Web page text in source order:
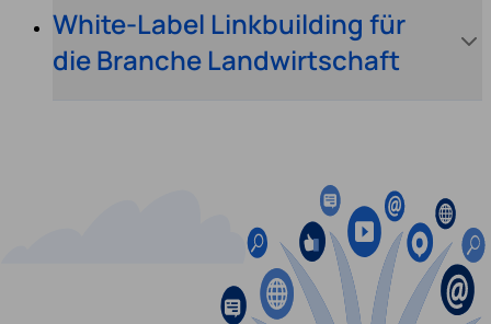
White-Label Linkbuilding für
die Branche Landwirtschaft